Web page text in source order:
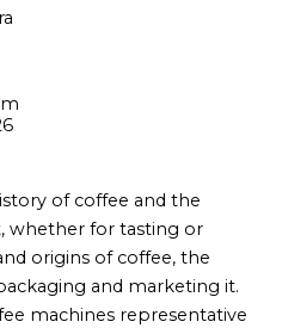
modern of
the volume
recipe book of
coffee.